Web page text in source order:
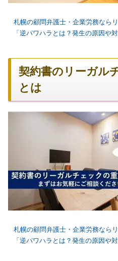
札幌の顧問弁護士・企業労務なら
「逆パワハラとは？発生の原因や
契約書のリーガル
とは
札幌の顧問弁護士・企業労務なら
「逆パワハラとは？発生の原因や